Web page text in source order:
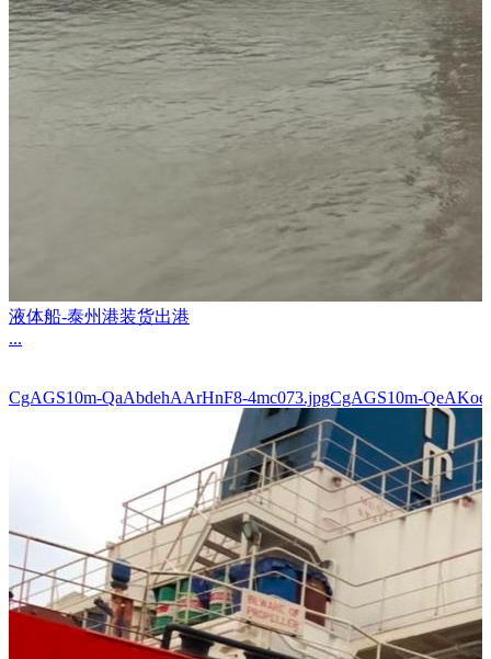
液体船-泰州港装货出港
...
CgAGS10m-QaAbdehAArHnF8-4mc073.jpgCgAGS10m-